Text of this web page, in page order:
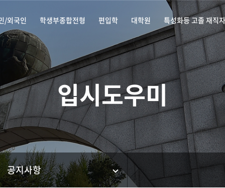
/외국인 학생부종합전형 편입학 대학원 특성화등 고졸 재직자
입시도우미
공지사항